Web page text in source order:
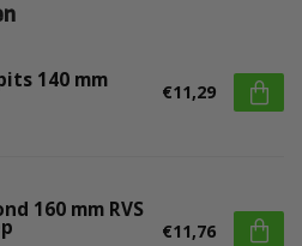
140 mm €11,29
160 mm RVS
€11,76